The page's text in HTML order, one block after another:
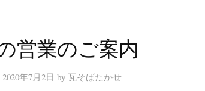
営業のご案内
2020年7月2日 by 瓦そばたかせ